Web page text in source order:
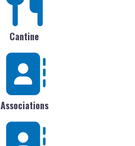
Cantine
Associations